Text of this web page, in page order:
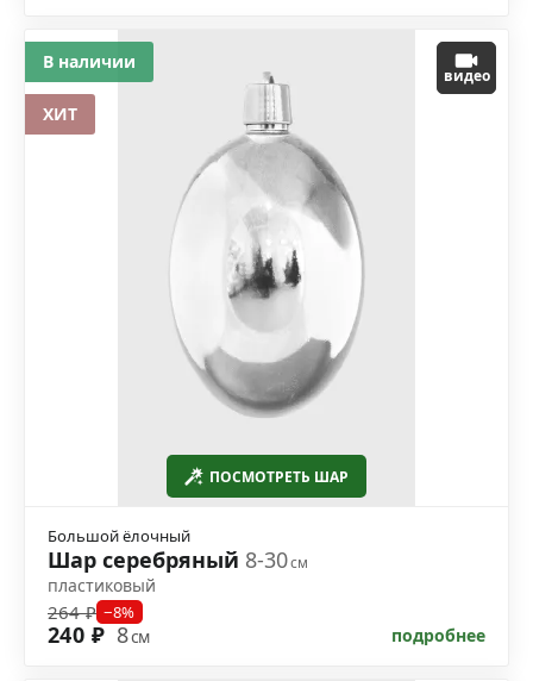
ПОСМОТРЕТЬ ШАР
видео
Большой ёлочный
Шар серебряный 8-30см
пластиковый
264 ₽ −8%
240 ₽ 8см подробнее
В наличии
ХИТ